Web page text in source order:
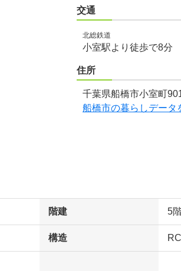
交通
北総鉄道
小室駅より徒歩で8分
住所
千葉県船橋市小室町
船橋市の暮らしデータ
階建 5
構造